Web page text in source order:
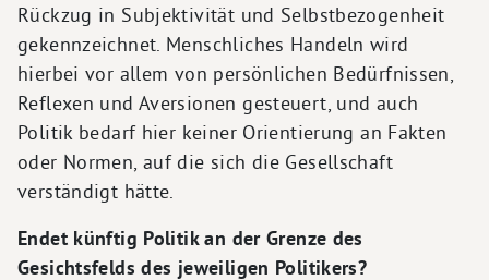
Rückzug in Subjektivität und Selbstbezogenheit
gekennzeichnet. Menschliches Handeln wird
hierbei vor allem von persönlichen Bedürfnissen,
Reflexen und Aversionen gesteuert, und auch
Politik bedarf hier keiner Orientierung an Fakten
oder Normen, auf die sich die Gesellschaft
verständigt hätte.
Endet künftig Politik an der Grenze des
Gesichtsfelds des jeweiligen Politikers?